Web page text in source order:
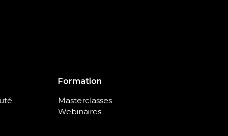
Formation
Masterclasses
Webinaires